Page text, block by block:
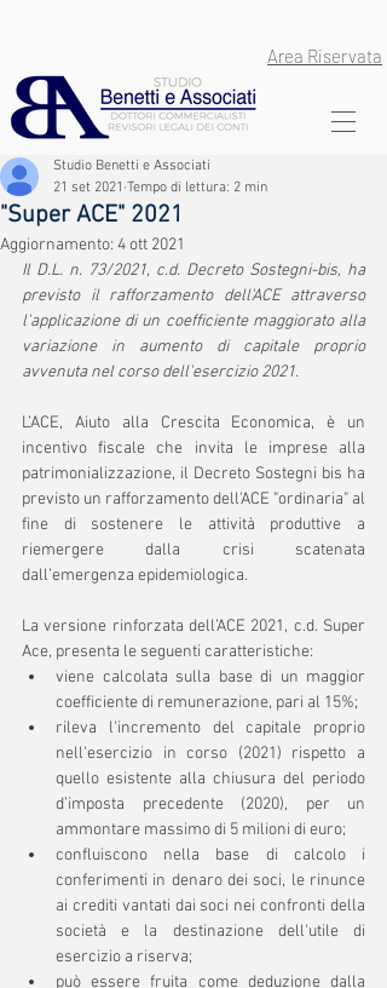
Area Riservata
"Super ACE" 2021
Studio Benetti e Associati
21 set 2021 Tempo di lettura: 2 min
Aggiornamento: 4 ott 2021
Il D.L. n. 73/2021, c.d. Decreto Sostegni-bis, ha
previsto il rafforzamento dell'ACE attraverso
l'applicazione di un coefficiente maggiorato alla
variazione in aumento di capitale proprio
avvenuta nel corso dell'esercizio 2021.
L’ACE, Aiuto alla Crescita Economica, è un
incentivo fiscale che invita le imprese alla
patrimonializzazione, il Decreto Sostegni bis ha
previsto un rafforzamento dell'ACE "ordinaria" al
fine di sostenere le attività produttive a
riemergere dalla crisi scatenata
dall’emergenza epidemiologica.
La versione rinforzata dell’ACE 2021, c.d. Super
Ace, presenta le seguenti caratteristiche:
viene calcolata sulla base di un maggior
coefficiente di remunerazione, pari al 15%;
rileva l'incremento del capitale proprio
nell'esercizio in corso (2021) rispetto a
quello esistente alla chiusura del periodo
d’imposta precedente (2020), per un
ammontare massimo di 5 milioni di euro;
confluiscono nella base di calcolo i
conferimenti in denaro dei soci, le rinunce
ai crediti vantati dai soci nei confronti della
società e la destinazione dell'utile di
esercizio a riserva;
può essere fruita come deduzione dalla